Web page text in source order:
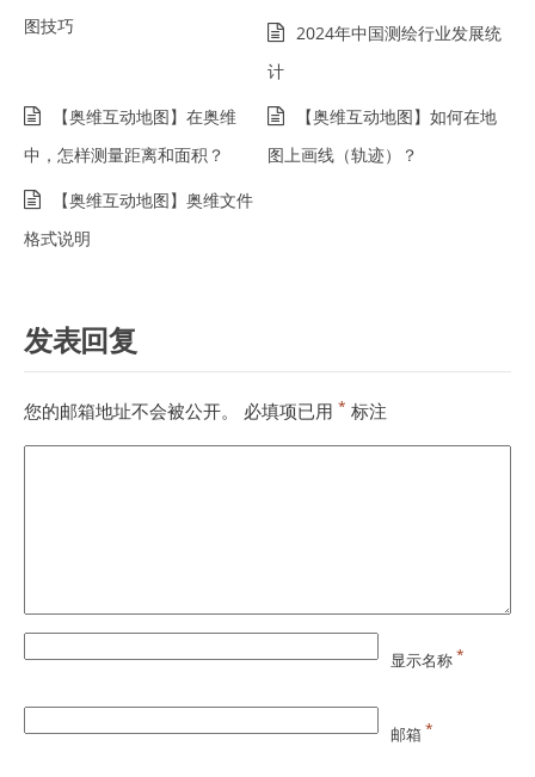
图技巧
2024年中国测绘行业发展统
计
【奥维互动地图】在奥维
中，怎样测量距离和面积？
【奥维互动地图】如何在地
图上画线（轨迹）？
【奥维互动地图】奥维文件
格式说明
发表回复
您的邮箱地址不会被公开。 必填项已用 * 标注
显示名称*
邮箱*